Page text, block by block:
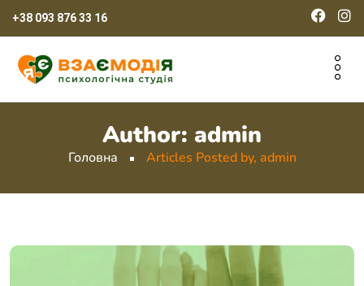
+38 093 876 33 16
Author: admin
Головна Articles Posted by, admin